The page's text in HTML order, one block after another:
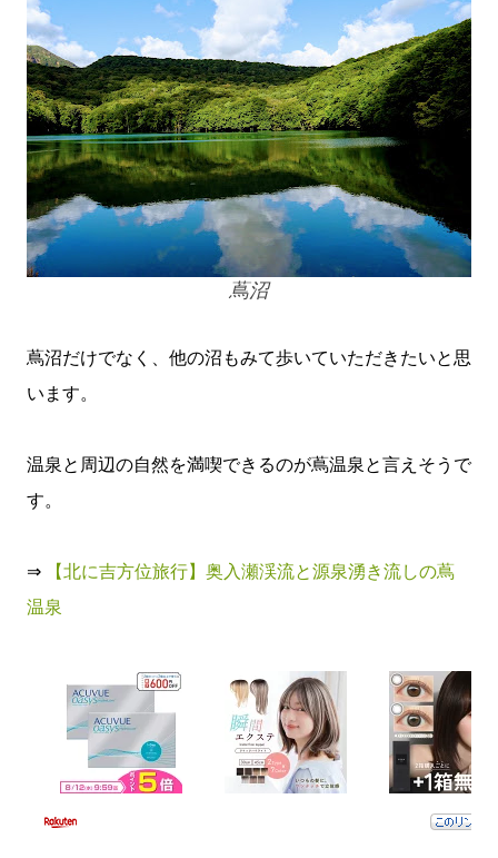
蔦沼
蔦沼だけでなく、他の沼もみて歩いていただきたいと思
います。
温泉と周辺の自然を満喫できるのが蔦温泉と言えそうで
す。
⇒
【北に吉方位旅行】奥入瀬渓流と源泉湧き流しの蔦
温泉